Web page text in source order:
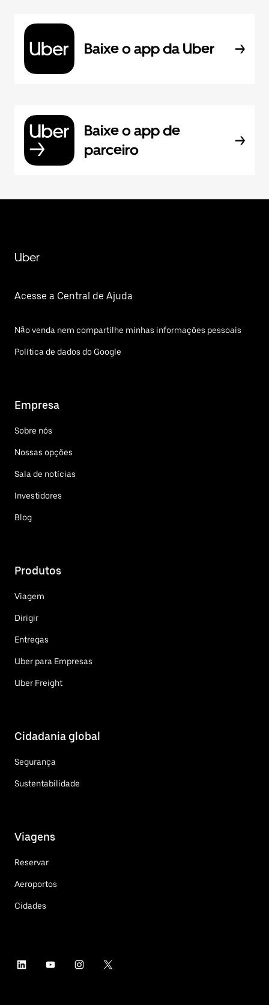
Baixe o app da Uber
Baixe o app de
parceiro
Uber
Acesse a Central de Ajuda
Não venda nem compartilhe minhas informações pessoais
Política de dados do Google
Empresa
Sobre nós
Nossas opções
Sala de notícias
Investidores
Blog
Produtos
Viagem
Dirigir
Entregas
Uber para Empresas
Uber Freight
Cidadania global
Segurança
Sustentabilidade
Viagens
Reservar
Aeroportos
Cidades